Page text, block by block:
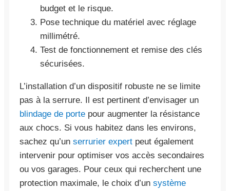
budget et le risque.
Pose technique du matériel avec réglage
millimétré.
Test de fonctionnement et remise des clés
sécurisées.
L’installation d’un dispositif robuste ne se limite
pas à la serrure. Il est pertinent d’envisager un
blindage de porte pour augmenter la résistance
aux chocs. Si vous habitez dans les environs,
sachez qu’un serrurier expert peut également
intervenir pour optimiser vos accès secondaires
ou vos garages. Pour ceux qui recherchent une
protection maximale, le choix d’un système